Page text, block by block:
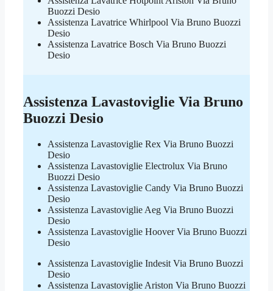
Buozzi Desio
Assistenza Lavatrice Whirlpool Via Bruno Buozzi
Desio
Assistenza Lavatrice Bosch Via Bruno Buozzi
Desio
Assistenza Lavastoviglie Via Bruno
Buozzi Desio
Assistenza Lavastoviglie Rex Via Bruno Buozzi
Desio
Assistenza Lavastoviglie Electrolux Via Bruno
Buozzi Desio
Assistenza Lavastoviglie Candy Via Bruno Buozzi
Desio
Assistenza Lavastoviglie Aeg Via Bruno Buozzi
Desio
Assistenza Lavastoviglie Hoover Via Bruno Buozzi
Desio
Assistenza Lavastoviglie Indesit Via Bruno Buozzi
Desio
Assistenza Lavastoviglie Ariston Via Bruno Buozzi